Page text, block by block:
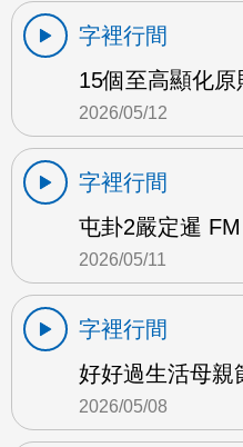
字裡行間
15個至高顯化
2026/05/12
字裡行間
屯卦2嚴定暹
2026/05/11
字裡行間
好好過生活母親
2026/05/08